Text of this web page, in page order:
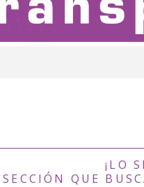
¡LO
QUE